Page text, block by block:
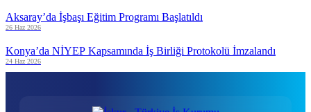
Aksaray’da İşbaşı Eğitim Programı Başlatıldı
26 Haz 2026
Konya’da NİYEP Kapsamında İş Birliği Protokolü İmzalandı
24 Haz 2026